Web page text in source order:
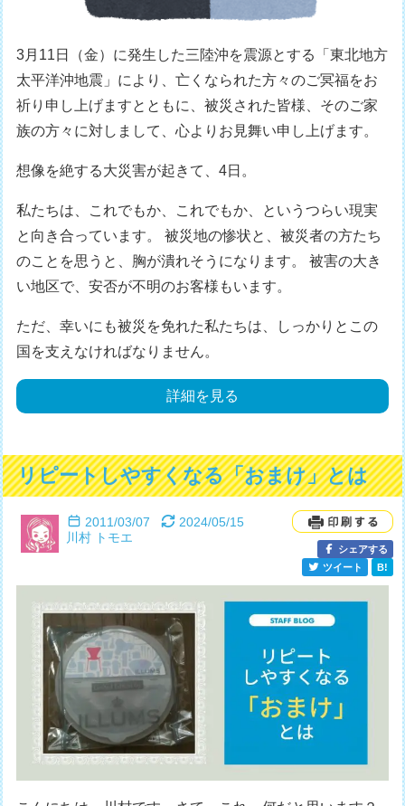
3月11日（金）に発生した三陸沖を震源とする「東北地方
太平洋沖地震」により、亡くなられた方々のご冥福をお
祈り申し上げますとともに、被災された皆様、そのご家
族の方々に対しまして、心よりお見舞い申し上げます。
想像を絶する大災害が起きて、4日。
私たちは、これでもか、これでもか、というつらい現実
と向き合っています。 被災地の惨状と、被災者の方たち
のことを思うと、胸が潰れそうになります。 被害の大き
い地区で、安否が不明のお客様もいます。
ただ、幸いにも被災を免れた私たちは、しっかりとこの
国を支えなければなりません。
詳細を見る
リピートしやすくなる「おまけ」とは
2011/03/07
2024/05/15
川村 トモエ
シェアする
ツイート
B!